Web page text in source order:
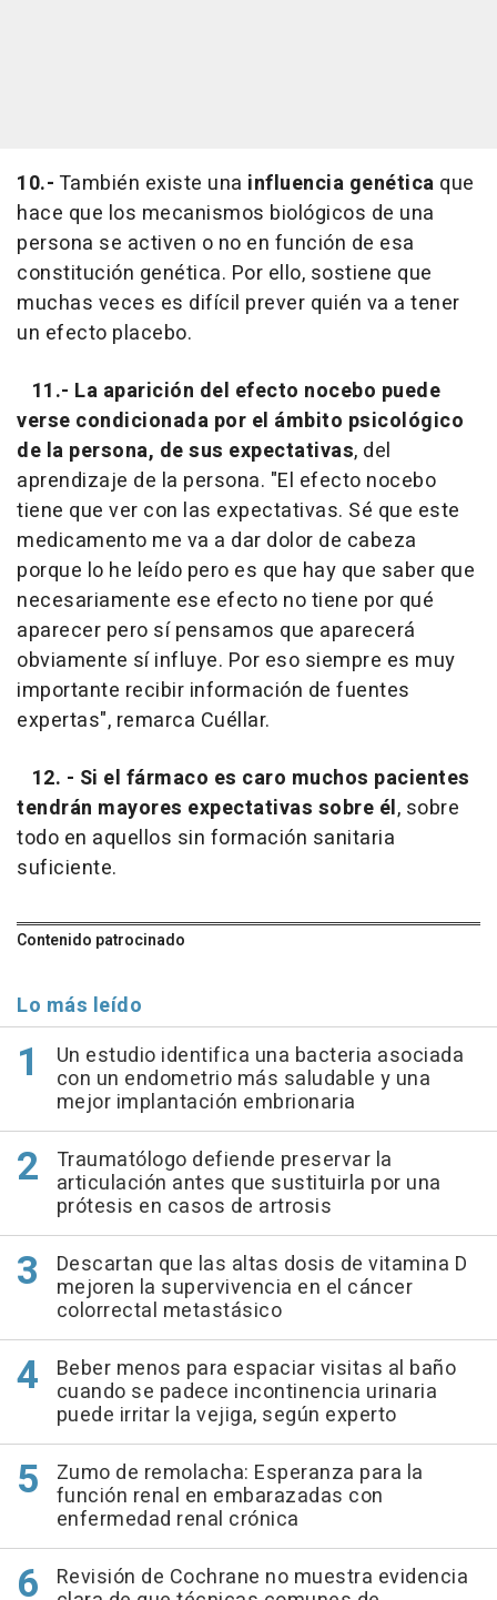
10.- También existe una influencia genética que
hace que los mecanismos biológicos de una
persona se activen o no en función de esa
constitución genética. Por ello, sostiene que
muchas veces es difícil prever quién va a tener
un efecto placebo.
11.- La aparición del efecto nocebo puede
verse condicionada por el ámbito psicológico
de la persona, de sus expectativas, del
aprendizaje de la persona. "El efecto nocebo
tiene que ver con las expectativas. Sé que este
medicamento me va a dar dolor de cabeza
porque lo he leído pero es que hay que saber que
necesariamente ese efecto no tiene por qué
aparecer pero sí pensamos que aparecerá
obviamente sí influye. Por eso siempre es muy
importante recibir información de fuentes
expertas", remarca Cuéllar.
12. - Si el fármaco es caro muchos pacientes
tendrán mayores expectativas sobre él, sobre
todo en aquellos sin formación sanitaria
suficiente.
Contenido patrocinado
Lo más leído
Un estudio identifica una bacteria asociada
con un endometrio más saludable y una
mejor implantación embrionaria
Traumatólogo defiende preservar la
articulación antes que sustituirla por una
prótesis en casos de artrosis
Descartan que las altas dosis de vitamina D
mejoren la supervivencia en el cáncer
colorrectal metastásico
Beber menos para espaciar visitas al baño
cuando se padece incontinencia urinaria
puede irritar la vejiga, según experto
Zumo de remolacha: Esperanza para la
función renal en embarazadas con
enfermedad renal crónica
Revisión de Cochrane no muestra evidencia